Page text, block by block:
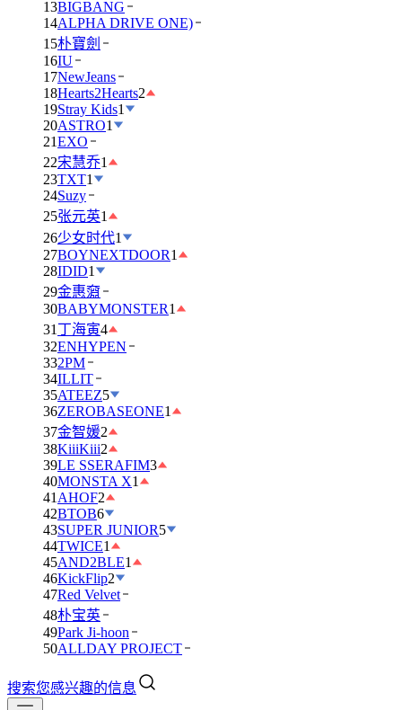
13BIGBANG
14ALPHA DRIVE ONE)
15朴寶劍
16IU
17NewJeans
18Hearts2Hearts2
19Stray Kids1
20ASTRO1
21EXO
22宋慧乔1
23TXT1
24Suzy
25张元英1
26少女时代1
27BOYNEXTDOOR1
28IDID1
29金惠奫
30BABYMONSTER1
31 丁海寅4
32ENHYPEN
332PM
34ILLIT
35ATEEZ5
36ZEROBASEONE1
37金智媛2
38KiiiKiii2
39LE SSERAFIM3
40MONSTA X1
41 AHOF2
42BTOB6
43SUPER JUNIOR5
44TWICE1
45AND2BLE1
46KickFlip2
47Red Velvet
48朴宝英
49Park Ji-hoon
50ALLDAY PROJECT
搜索您感兴趣的信息